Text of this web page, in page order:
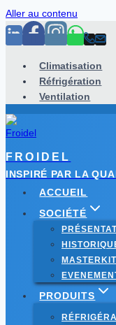
Aller au contenu
Climatisation
Réfrigération
Ventilation
FROIDEL
INSPIRÉ PAR LA
ACCUEIL
SOCIÉTÉ
PRODUITS